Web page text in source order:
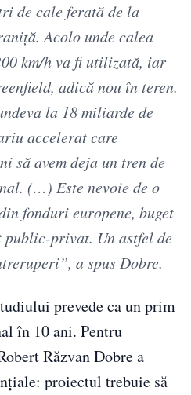
de cale ferată de la
Acolo unde calea
km/h va fi utilizată, iar
adică nou în teren.
la 18 miliarde de
accelerat care
să avem deja un tren de
(…) Este nevoie de o
fonduri europene, buget
privat. Un astfel de
a spus Dobre.
prevede ca un prim
în 10 ani. Pentru
Răzvan Dobre a
proiectul trebuie să